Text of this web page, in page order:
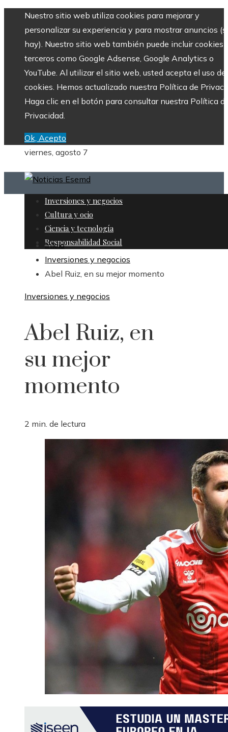
Nuestro sitio web utiliza cookies para mejorar y
personalizar su experiencia y para mostrar anuncios
hay). Nuestro sitio web también puede incluir cookies
terceros como Google Adsense, Google Analytics o
YouTube. Al utilizar el sitio web, usted acepta el uso de
cookies. Hemos actualizado nuestra Política de
Haga clic en el botón para consultar nuestra Política
Privacidad.
Ok, Acepto
viernes, agosto 7
Inversiones y negocios
Cultura y ocio
Ciencia y tecnología
Responsabilidad Social
Inicio
Inversiones y negocios
Abel Ruiz, en su mejor momento
Inversiones y negocios
Abel Ruiz, en
su mejor
momento
2 min. de lectura